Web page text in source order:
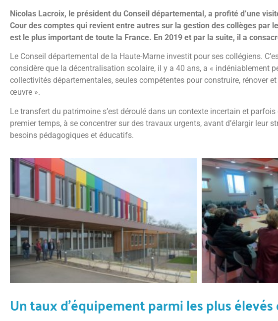
Nicolas Lacroix, le président du Conseil départemental, a profité d’une
Cour des comptes qui revient entre autres sur la gestion des collèges
est le plus important de toute la France. En 2019 et par la suite, il a
Le Conseil départemental de la Haute-Marne investit pour ses collégiens.
considère que la décentralisation scolaire, il y a 40 ans, a « indéniablement
collectivités départementales, seules compétentes pour construire, rénover
œuvre ».
Le transfert du patrimoine s’est déroulé dans un contexte incertain et
premier temps, à se concentrer sur des travaux urgents, avant d’élargir leur
besoins pédagogiques et éducatifs.
Un taux d’équipement parmi les plus élevés